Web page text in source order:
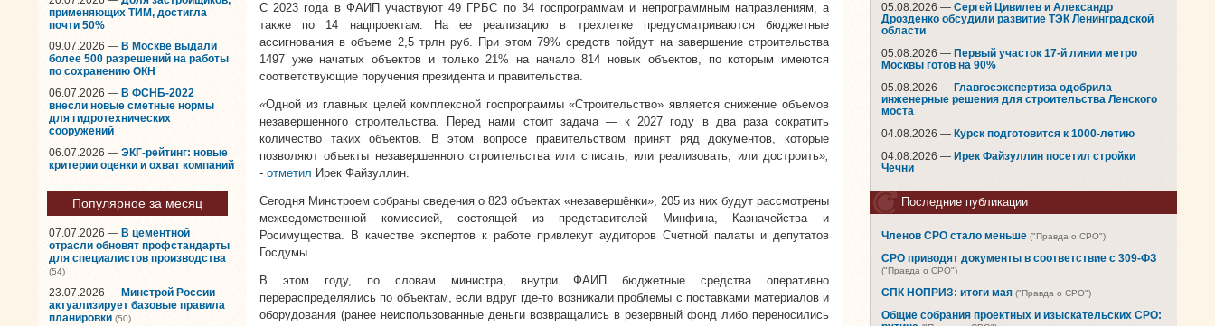
применяющих ТИМ, достигла
почти 50%
09.07.2026 — В Москве выдали
более 500 разрешений на работы
по сохранению ОКН
06.07.2026 — В ФСНБ-2022
внесли новые сметные нормы
для гидротехнических
сооружений
06.07.2026 — ЭКГ-рейтинг: новые
критерии оценки и охват компаний
Популярное за месяц
07.07.2026 — В цементной
отрасли обновят профстандарты
для специалистов производства
(54)
23.07.2026 — Минстрой России
актуализирует базовые правила
планировки (50)
С 2023 года в ФАИП участвуют 49 ГРБС по 34 госпрограммам и непрограммным направлениям, а
также по 14 нацпроектам. На ее реализацию в трехлетке предусматриваются бюджетные
ассигнования в объеме 2,5 трлн руб. При этом 79% средств пойдут на завершение строительства
1497 уже начатых объектов и только 21% на начало 814 новых объектов, по которым имеются
соответствующие поручения президента и правительства.
«Одной из главных целей комплексной госпрограммы «Строительство» является снижение объемов
незавершенного строительства. Перед нами стоит задача — к 2027 году в два раза сократить
количество таких объектов. В этом вопросе правительством принят ряд документов, которые
позволяют объекты незавершенного строительства или списать, или реализовать, или достроить»,
- отметил Ирек Файзуллин.
Сегодня Минстроем собраны сведения о 823 объектах «незавершёнки», 205 из них будут рассмотрены
межведомственной комиссией, состоящей из представителей Минфина, Казначейства и
Росимущества. В качестве экспертов к работе привлекут аудиторов Счетной палаты и депутатов
Госдумы.
В этом году, по словам министра, внутри ФАИП бюджетные средства оперативно
перераспределялись по объектам, если вдруг где-то возникали проблемы с поставками материалов и
оборудования (ранее неиспользованные деньги возвращались в резервный фонд либо переносились
05.08.2026 — Сергей Цивилев и Александр
Дрозденко обсудили развитие ТЭК Ленинградской
области
05.08.2026 — Первый участок 17-й линии метро
Москвы готов на 90%
05.08.2026 — Главгосэкспертиза одобрила
инженерные решения для строительства Ленского
моста
04.08.2026 — Курск подготовится к 1000-летию
04.08.2026 — Ирек Файзуллин посетил стройки
Чечни
Последние публикации
Членов СРО стало меньше ("Правда о СРО")
СРО приводят документы в соответствие с 309-ФЗ
("Правда о СРО")
СПК НОПРИЗ: итоги мая ("Правда о СРО")
Общие собрания проектных и изыскательских СРО: